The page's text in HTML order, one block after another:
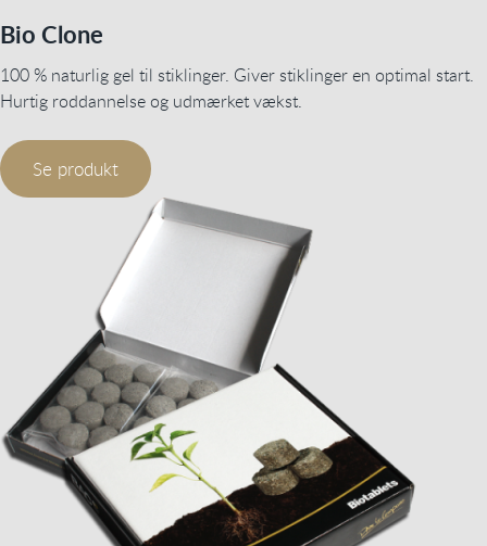
Bio Clone
100 % naturlig gel til stiklinger. Giver stiklinger en optimal start.
Hurtig roddannelse og udmærket vækst.
Se produkt